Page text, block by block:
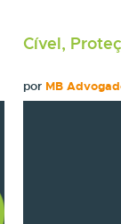
Cível,
por MB